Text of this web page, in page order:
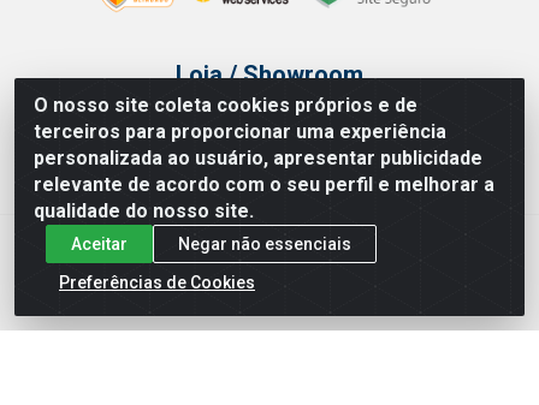
O nosso site coleta cookies próprios e de
terceiros para proporcionar uma experiência
personalizada ao usuário, apresentar publicidade
relevante de acordo com o seu perfil e melhorar a
qualidade do nosso site.
Aceitar
Negar não essenciais
Preferências de Cookies
Loja / Showroom
Tel.: (11) 3314 6400
Av Vautier, 468 - Pari - São Paulo/SP
Issam Importação e Exportação LTDA - Av. Vautier, 468 - Pari, São
Paulo/ SP - CEP 03032-000 - CNPJ 00.327.385/0003-68